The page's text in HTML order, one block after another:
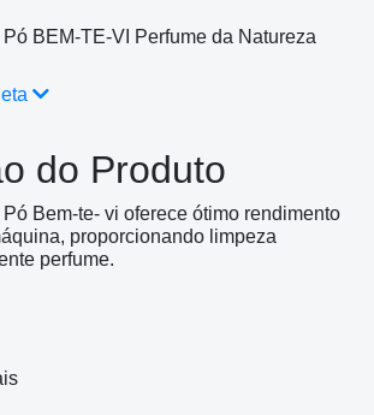
BEM-TE-VI Perfume da Natureza
do Produto
Bem-te- vi oferece ótimo rendimento
proporcionando limpeza
perfume.